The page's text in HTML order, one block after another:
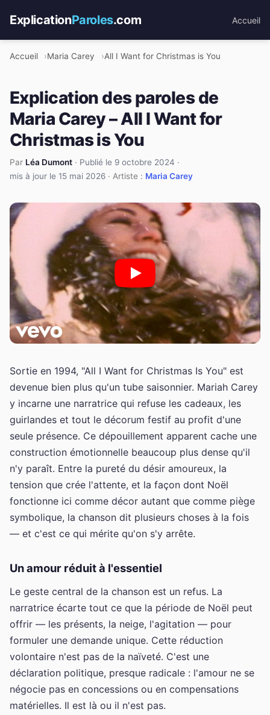
ExplicationParoles.com Accueil
Accueil Maria Carey All I Want for Christmas is You
Explication des paroles de
Maria Carey – All I Want for
Christmas is You
Par Léa Dumont · Publié le 9 octobre 2024 ·
mis à jour le 15 mai 2026 · Artiste : Maria Carey
Sortie en 1994, "All I Want for Christmas Is You" est
devenue bien plus qu'un tube saisonnier. Mariah Carey
y incarne une narratrice qui refuse les cadeaux, les
guirlandes et tout le décorum festif au profit d'une
seule présence. Ce dépouillement apparent cache une
construction émotionnelle beaucoup plus dense qu'il
n'y paraît. Entre la pureté du désir amoureux, la
tension que crée l'attente, et la façon dont Noël
fonctionne ici comme décor autant que comme piège
symbolique, la chanson dit plusieurs choses à la fois
— et c'est ce qui mérite qu'on s'y arrête.
Un amour réduit à l'essentiel
Le geste central de la chanson est un refus. La
narratrice écarte tout ce que la période de Noël peut
offrir — les présents, la neige, l'agitation — pour
formuler une demande unique. Cette réduction
volontaire n'est pas de la naïveté. C'est une
déclaration politique, presque radicale : l'amour ne se
négocie pas en concessions ou en compensations
matérielles. Il est là ou il n'est pas.